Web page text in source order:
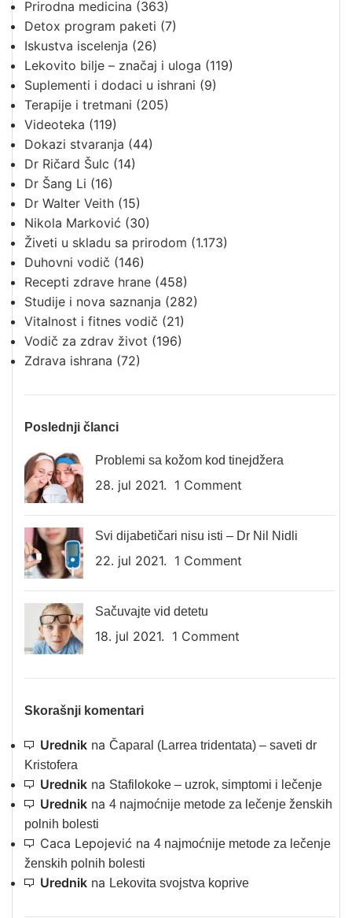
Prirodna medicina (363)
Detox program paketi (7)
Iskustva iscelenja (26)
Lekovito bilje – značaj i uloga (119)
Suplementi i dodaci u ishrani (9)
Terapije i tretmani (205)
Videoteka (119)
Dokazi stvaranja (44)
Dr Ričard Šulc (14)
Dr Šang Li (16)
Dr Walter Veith (15)
Nikola Marković (30)
Živeti u skladu sa prirodom (1.173)
Duhovni vodič (146)
Recepti zdrave hrane (458)
Studije i nova saznanja (282)
Vitalnost i fitnes vodič (21)
Vodič za zdrav život (196)
Zdrava ishrana (72)
Poslednji članci
Problemi sa kožom kod tinejdžera
28. jul 2021. 1 Comment
Svi dijabetičari nisu isti – Dr Nil Nidli
22. jul 2021. 1 Comment
Sačuvajte vid detetu
18. jul 2021. 1 Comment
Skorašnji komentari
Urednik na Čaparal (Larrea tridentata) – saveti dr
Kristofera
Urednik na Stafilokoke – uzrok, simptomi i lečenje
Urednik na 4 najmoćnije metode za lečenje ženskih
polnih bolesti
Caca Lepojević na 4 najmoćnije metode za lečenje
ženskih polnih bolesti
Urednik na Lekovita svojstva koprive